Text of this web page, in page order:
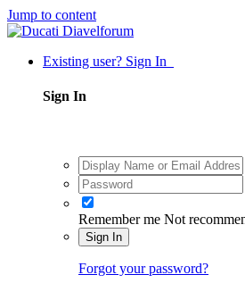
Jump to content
Existing user? Sign In
Sign In
Remember me Not
Sign In
Forgot your password?